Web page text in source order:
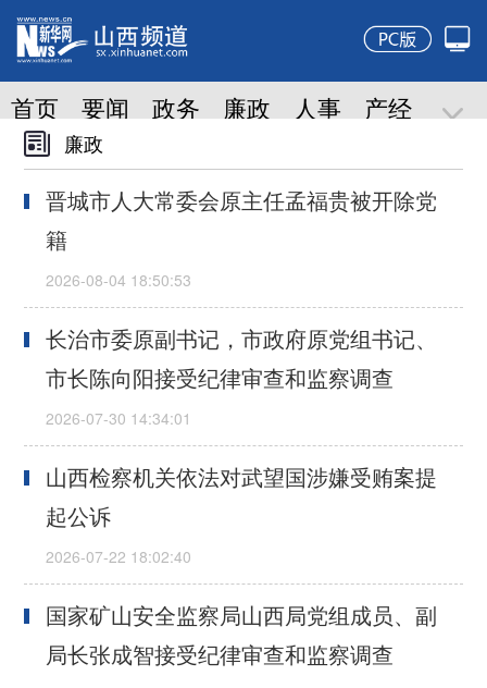
廉政
晋城市人大常委会原主任孟福贵被开除党
籍
长治市委原副书记，市政府原党组书记、
市长陈向阳接受纪律审查和监察调查
山西检察机关依法对武望国涉嫌受贿案提
起公诉
国家矿山安全监察局山西局党组成员、副
局长张成智接受纪律审查和监察调查